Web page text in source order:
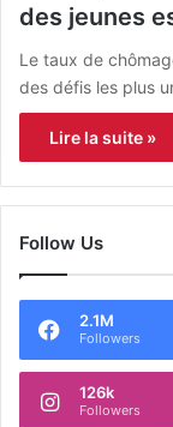
des jeunes
Le taux de
des défis les plus
Lire la suite »
Follow Us
2.1M
Followers
126k
Followers